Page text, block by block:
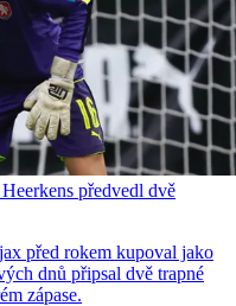
předvedl dvě
před rokem kupoval jako
dnů připsal dvě trapné
zápase.